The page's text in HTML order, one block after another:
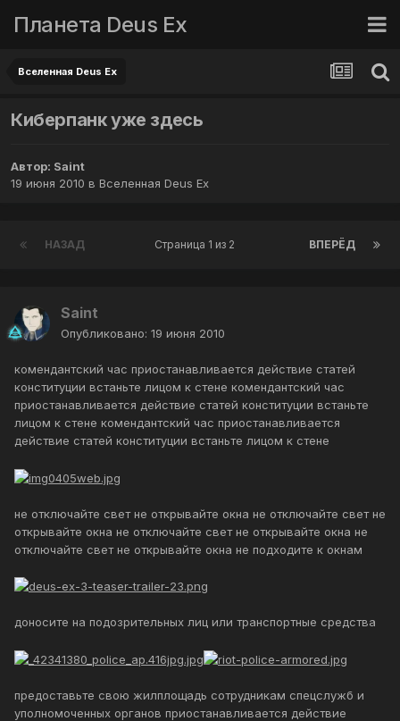
Планета Deus Ex
Вселенная Deus Ex
Киберпанк уже здесь
Автор: Saint
19 июня 2010 в Вселенная Deus Ex
НАЗАД ВПЕРЁД
Страница 1 из 2
Saint
Опубликовано: 19 июня 2010
комендантский час приостанавливается действие статей
конституции встаньте лицом к стене комендантский час
приостанавливается действие статей конституции встаньте
лицом к стене комендантский час приостанавливается
действие статей конституции встаньте лицом к стене
не отключайте свет не открывайте окна не отключайте свет не
открывайте окна не отключайте свет не открывайте окна не
отключайте свет не открывайте окна не подходите к окнам
доносите на подозрительных лиц или транспортные средства
предоставьте свою жилплощадь сотрудникам спецслужб и
уполномоченных органов приостанавливается действие